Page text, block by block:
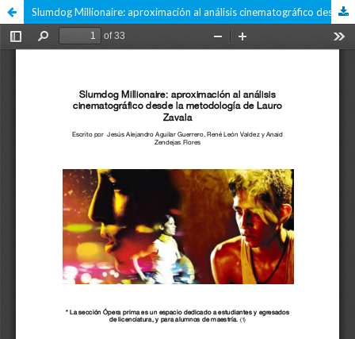
Slumdog Millionaire: aproximación al análisis cinematográfico desde la metodología de Lauro Zavala